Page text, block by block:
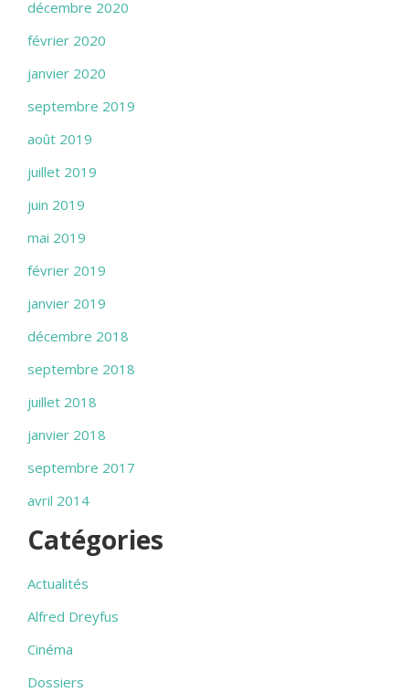
décembre 2020
février 2020
janvier 2020
septembre 2019
août 2019
juillet 2019
juin 2019
mai 2019
février 2019
janvier 2019
décembre 2018
septembre 2018
juillet 2018
janvier 2018
septembre 2017
avril 2014
Catégories
Actualités
Alfred Dreyfus
Cinéma
Dossiers